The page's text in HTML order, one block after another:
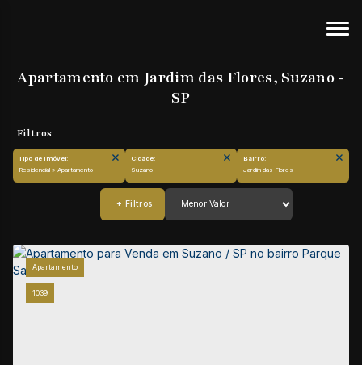
Apartamento em Jardim das Flores, Suzano -
SP
Residencial » Apartamento
Suzano
Jardim das Flores
1039
Apartamento